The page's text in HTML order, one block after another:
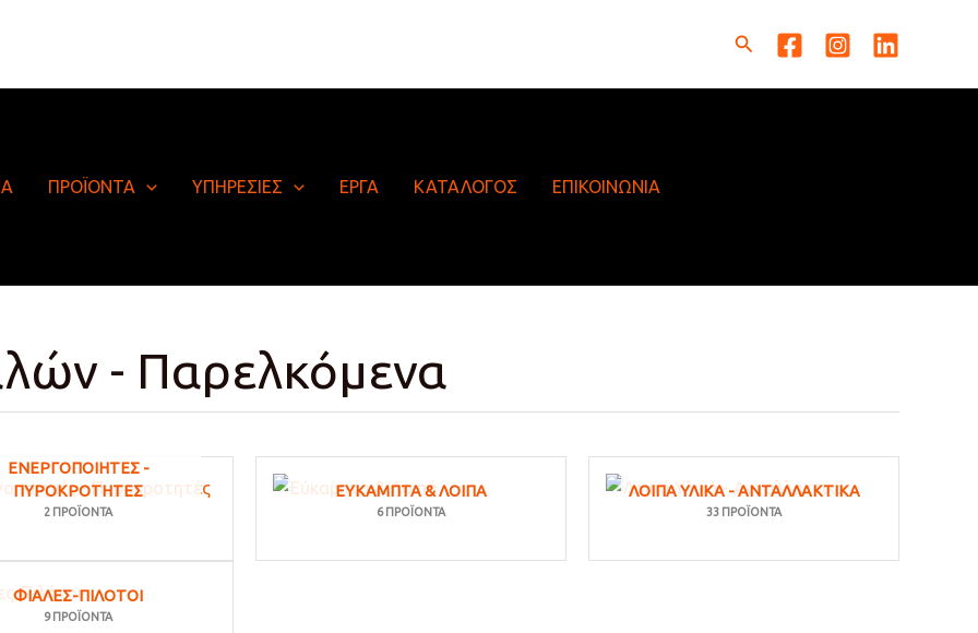
Αναζήτηση
ΠΡΟΪΟΝΤΑ ΥΠΗΡΕΣΙΕΣ ΕΡΓΑ ΚΑΤΑΛΟΓΟΣ ΕΠΙΚΟΙΝΩΝΙΑ
- Παρελκόμενα
ΕΝΕΡΓΟΠΟΙΗΤΈΣ -
ΠΥΡΟΚΡΟΤΗΤΈΣ
2 ΠΡΟΪΌΝΤΑ
ΕΎΚΑΜΠΤΑ & ΛΟΙΠΆ
6 ΠΡΟΪΌΝΤΑ
ΛΟΙΠΆ ΥΛΙΚΆ - ΑΝΤΑΛΛΑΚΤΙΚΆ
33 ΠΡΟΪΌΝΤΑ
ΦΙΆΛΕΣ-ΠΙΛΌΤΟΙ
9 ΠΡΟΪΌΝΤΑ